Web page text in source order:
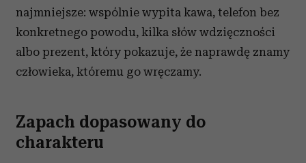
najmniejsze: wspólnie wypita kawa, telefon bez
konkretnego powodu, kilka słów wdzięczności
albo prezent, który pokazuje, że naprawdę znamy
człowieka, któremu go wręczamy.
Zapach dopasowany do
charakteru